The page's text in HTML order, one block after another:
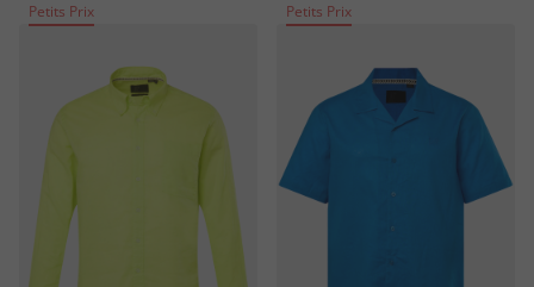
Petits Prix Petits Prix